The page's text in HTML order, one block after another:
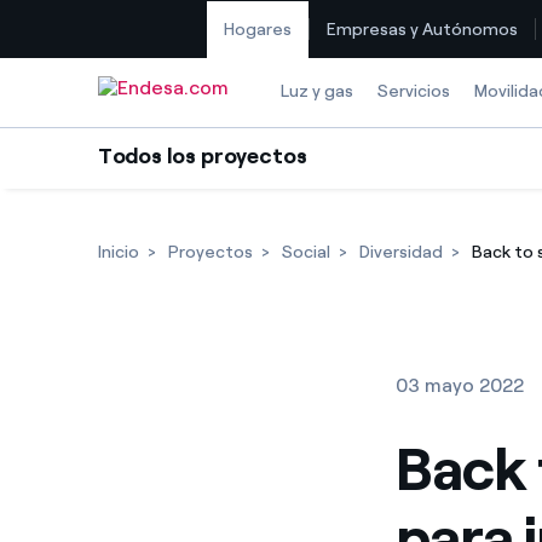
Hogares Empresas y Autónomos
Luz y gas Servicios
Todos los proyectos
Inicio Proyectos Social Diversidad Back to
03 mayo 2022
Back